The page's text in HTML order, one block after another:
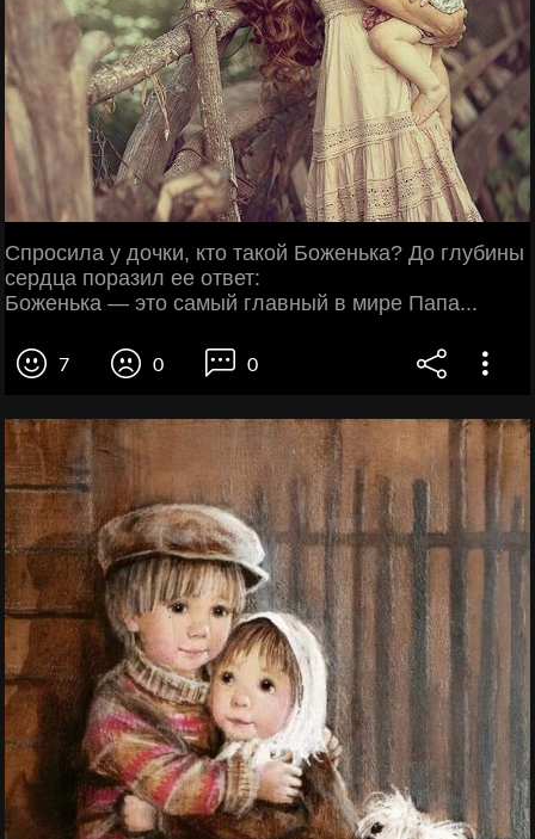
Спросила у дочки, кто такой Боженька? До глубины
сердца поразил ее ответ:
Боженька — это самый главный в мире Папа...
7 0 0